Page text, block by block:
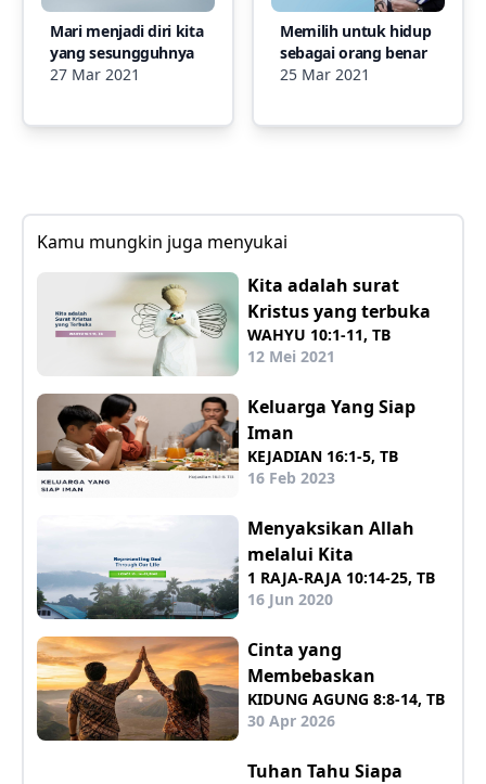
Mari menjadi diri kita
yang sesungguhnya
27 Mar 2021
Memilih untuk hidup
sebagai orang benar
25 Mar 2021
Kamu mungkin juga menyukai
Kita adalah surat
Kristus yang terbuka
WAHYU 10:1-11, TB
12 Mei 2021
Keluarga Yang Siap
Iman
KEJADIAN 16:1-5, TB
16 Feb 2023
Menyaksikan Allah
melalui Kita
1 RAJA-RAJA 10:14-25, TB
16 Jun 2020
Cinta yang
Membebaskan
KIDUNG AGUNG 8:8-14, TB
30 Apr 2026
Tuhan Tahu Siapa